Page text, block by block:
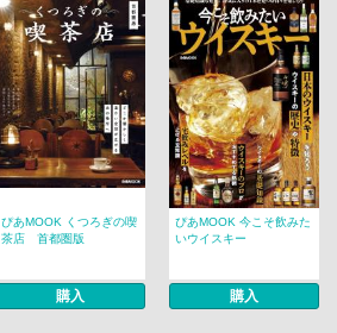
ぴあMOOK くつろぎの喫
茶店 首都圏版
購入
ぴあMOOK 今こそ飲みた
いウイスキー
購入